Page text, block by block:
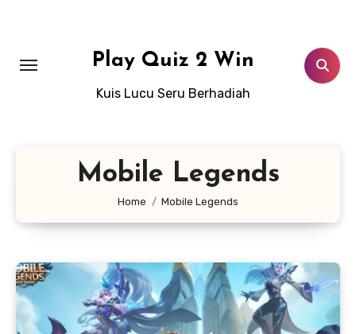
Play Quiz 2 Win
Kuis Lucu Seru Berhadiah
Mobile Legends
Home Mobile Legends